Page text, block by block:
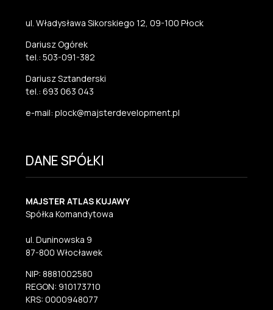
ul. Władysława Sikorskiego 12, 09-100 Płock
Dariusz Ogórek
tel.: 503-091-382
Dariusz Sztanderski
tel.: 693 063 043
e-mail: plock@majsterdevelopment.pl
DANE SPÓŁKI
MAJSTER ATLAS KUJAWY
Spółka Komandytowa
ul. Duninowska 9
87-800 Włocławek
NIP: 8881002580
REGON: 910173710
KRS: 0000948077